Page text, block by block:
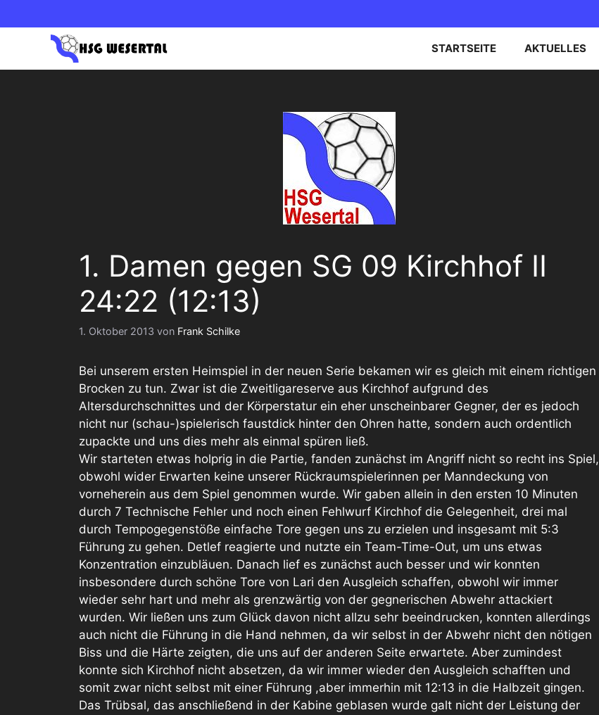
Inhalt
STARTSEITE AKTUELLES
2. DAMEN BEZIRKSOBERLIGA
1. Damen gegen SG 09 Kirchhof II
24:22 (12:13)
1. Oktober 2013 von Frank Schilke
Bei unserem ersten Heimspiel in der neuen Serie bekamen wir es gleich mit einem richtigen
Brocken zu tun. Zwar ist die Zweitligareserve aus Kirchhof aufgrund des
Altersdurchschnittes und der Körperstatur ein eher unscheinbarer Gegner, der es jedoch
nicht nur (schau-)spielerisch faustdick hinter den Ohren hatte, sondern auch ordentlich
zupackte und uns dies mehr als einmal spüren ließ.
Wir starteten etwas holprig in die Partie, fanden zunächst im Angriff nicht so recht ins Spiel,
obwohl wider Erwarten keine unserer Rückraumspielerinnen per Manndeckung von
vorneherein aus dem Spiel genommen wurde. Wir gaben allein in den ersten 10 Minuten
durch 7 Technische Fehler und noch einen Fehlwurf Kirchhof die Gelegenheit, drei mal
durch Tempogegenstöße einfache Tore gegen uns zu erzielen und insgesamt mit 5:3
Führung zu gehen. Detlef reagierte und nutzte ein Team-Time-Out, um uns etwas
Konzentration einzubläuen. Danach lief es zunächst auch besser und wir konnten
insbesondere durch schöne Tore von Lari den Ausgleich schaffen, obwohl wir immer
wieder sehr hart und mehr als grenzwärtig von der gegnerischen Abwehr attackiert
wurden. Wir ließen uns zum Glück davon nicht allzu sehr beeindrucken, konnten allerdings
auch nicht die Führung in die Hand nehmen, da wir selbst in der Abwehr nicht den nötigen
Biss und die Härte zeigten, die uns auf der anderen Seite erwartete. Aber zumindest
konnte sich Kirchhof nicht absetzen, da wir immer wieder den Ausgleich schafften und
somit zwar nicht selbst mit einer Führung ,aber immerhin mit 12:13 in die Halbzeit gingen.
Das Trübsal, das anschließend in der Kabine geblasen wurde galt nicht der Leistung der